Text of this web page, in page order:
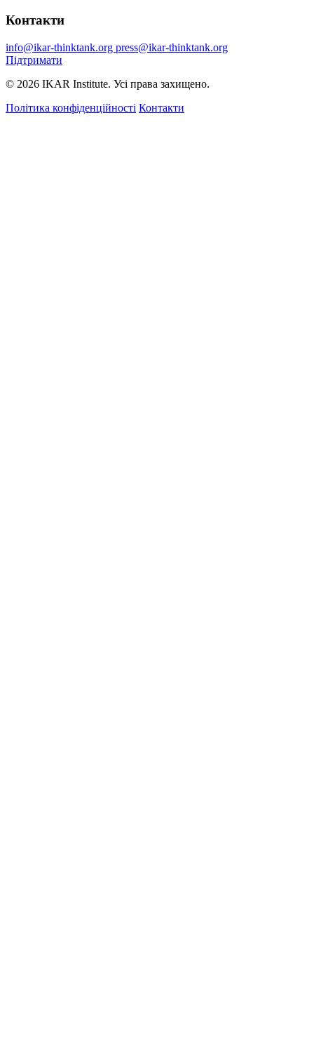
Контакти
info@ikar-thinktank.org press@ikar-thinktank.org
Підтримати
© 2026 IKAR Institute. Усі права захищено.
Політика конфіденційності Контакти